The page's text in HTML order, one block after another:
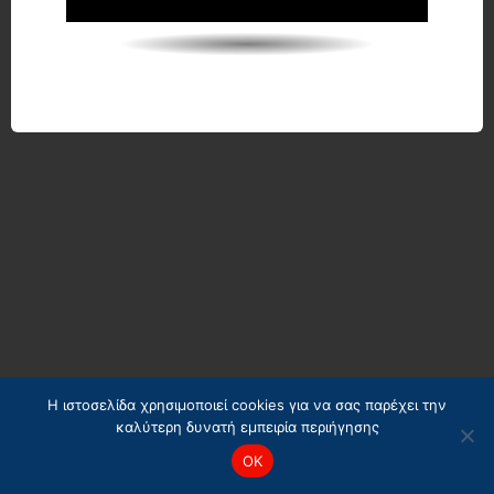
Η ιστοσελίδα χρησιμοποιεί cookies για να σας παρέχει την
καλύτερη δυνατή εμπειρία περιήγησης
OK